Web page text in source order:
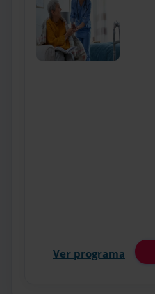
Ver programa